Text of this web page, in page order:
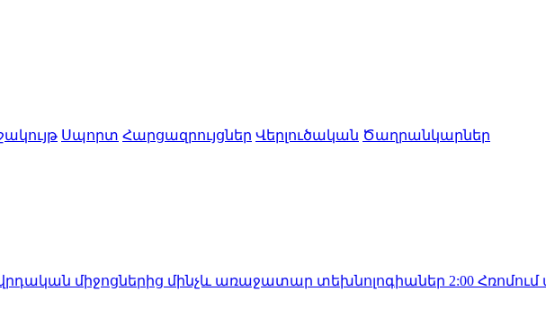
Սպորտ Հարցազրույցներ Վերլուծական Ծաղրանկարներ
մինչև առաջատար տեխնոլոգիաներ2:00Հռոմում ավարտվել